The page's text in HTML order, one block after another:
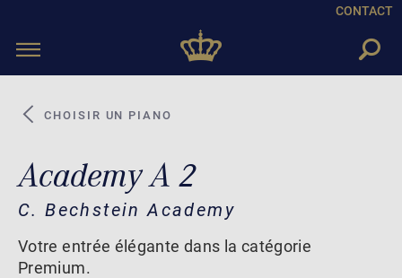
CONTACT
Toggle
CHOISIR UN PIANO
Academy A 2
C. Bechstein Academy
Votre entrée élégante dans la catégorie
Premium.